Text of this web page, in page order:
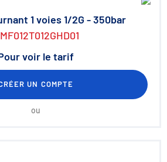
1 voies 1/2G - 350bar
voir le tarif
UN COMPTE
ou